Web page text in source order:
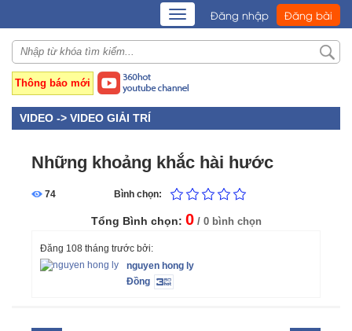
TOGGLE
NAVIGATION
Đăng nhập Đăng bài
Thông báo mới
VIDEO -> VIDEO GIẢI TRÍ
Những khoảng khắc hài hước
74 Bình chọn:
Tổng Bình chọn: 0 / 0 bình chọn
Đăng 108 tháng trước bởi:
nguyen hong ly
Đồng